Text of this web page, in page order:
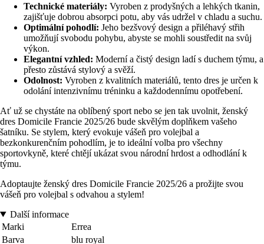
Technické materiály: Vyroben z prodyšných a lehkých tkanin,
zajišťuje dobrou absorpci potu, aby vás udržel v chladu a suchu.
Optimální pohodlí: Jeho bezšvový design a přiléhavý střih
umožňují svobodu pohybu, abyste se mohli soustředit na svůj
výkon.
Elegantní vzhled: Moderní a čistý design ladí s duchem týmu, a
přesto zůstává stylový a svěží.
Odolnost: Vyroben z kvalitních materiálů, tento dres je určen k
odolání intenzivnímu tréninku a každodennímu opotřebení.
Ať už se chystáte na oblíbený sport nebo se jen tak uvolnit, ženský
dres Domicile Francie 2025/26 bude skvělým doplňkem vašeho
šatníku. Se stylem, který evokuje vášeň pro volejbal a
bezkonkurenčním pohodlím, je to ideální volba pro všechny
sportovkyně, které chtějí ukázat svou národní hrdost a odhodlání k
týmu.
Adoptaujte ženský dres Domicile Francie 2025/26 a prožijte svou
vášeň pro volejbal s odvahou a stylem!
Další informace
Marki
Errea
Barva
blu royal